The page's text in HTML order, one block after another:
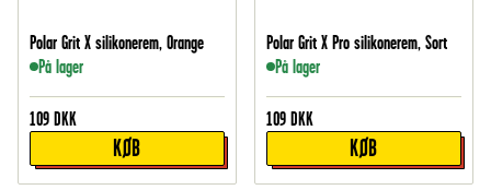
Polar Grit X silikonerem, Orange
På lager
109 DKK
KØB
Polar Grit X Pro silikonerem, Sort
På lager
109 DKK
KØB